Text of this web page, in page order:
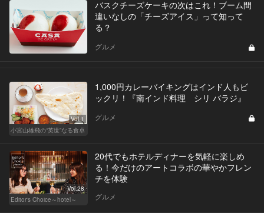
バスクチーズケーキの次はこれ！ブーム間
違いなしの「チーズアイス」って知って
る？
グルメ
Vol.1
小宮山雄飛の“英世”なる食卓
1,000円カレーバイキングはインド人もビ
ックリ！『南インド料理 シリ バラジ』
グルメ
Vol.28
Editor's Choice～hotel～
20代でもホテルディナーを気軽に楽しめ
る！今だけのアートコラボの華やかフレン
チを体験
グルメ